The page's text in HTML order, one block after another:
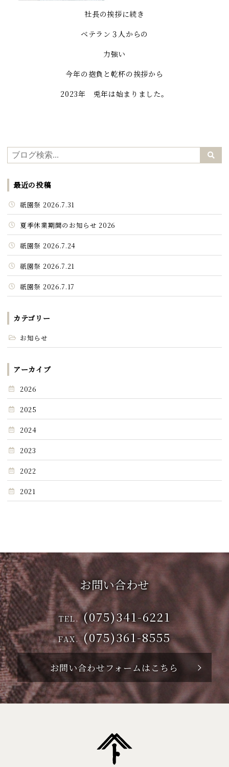
社長の挨拶に続き
ベテラン３人からの
力強い
今年の抱負と乾杯の挨拶から
2023年 兎年は始まりました。
最近の投稿
祇園祭 2026.7.31
夏季休業期間のお知らせ 2026
祇園祭 2026.7.24
祇園祭 2026.7.21
祇園祭 2026.7.17
カテゴリー
お知らせ
アーカイブ
2026
2025
2024
2023
2022
2021
お問い合わせ
TEL. (075)341-6221
FAX.(075)361-8555
お問い合わせフォームはこちら